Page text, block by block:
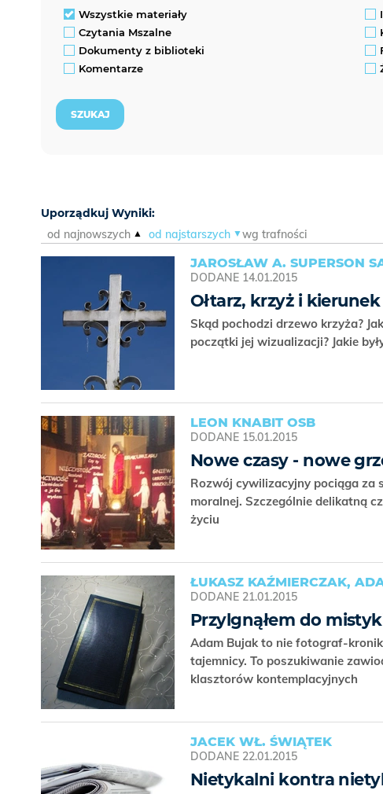
Wszystkie materiały
Czytania Mszalne
Dokumenty z biblioteki
Komentarze
Uporządkuj Wyniki:
od najnowszych
od najstarszych wg trafności
JAROSŁAW A. SUPERSON
DODANE 14.01.2015
Ołtarz, krzyż i
Skąd pochodzi drzewo krzyża?
początki jej wizualizacji? Jakie
LEON KNABIT OSB
DODANE 15.01.2015
Nowe czasy - nowe
Rozwój cywilizacyjny pociąga za
moralnej. Szczególnie delikatną
życiu
ŁUKASZ KAŹMIERCZAK,
DODANE 21.01.2015
Przylgnąłem do
Adam Bujak to nie fotograf-
tajemnicy. To poszukiwanie
klasztorów kontemplacyjnych
JACEK WŁ. ŚWIĄTEK
DODANE 22.01.2015
Nietykalni kontra